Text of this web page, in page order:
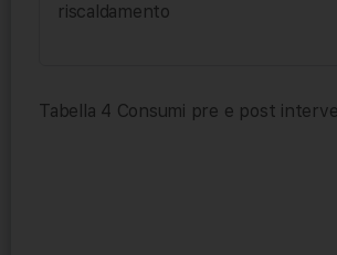
riscaldamento
Tabella 4 Consumi pre e post